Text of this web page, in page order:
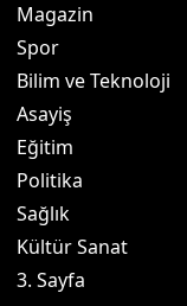
Magazin
Spor
Bilim ve Teknoloji
Asayiş
Eğitim
Politika
Sağlık
Kültür Sanat
3. Sayfa